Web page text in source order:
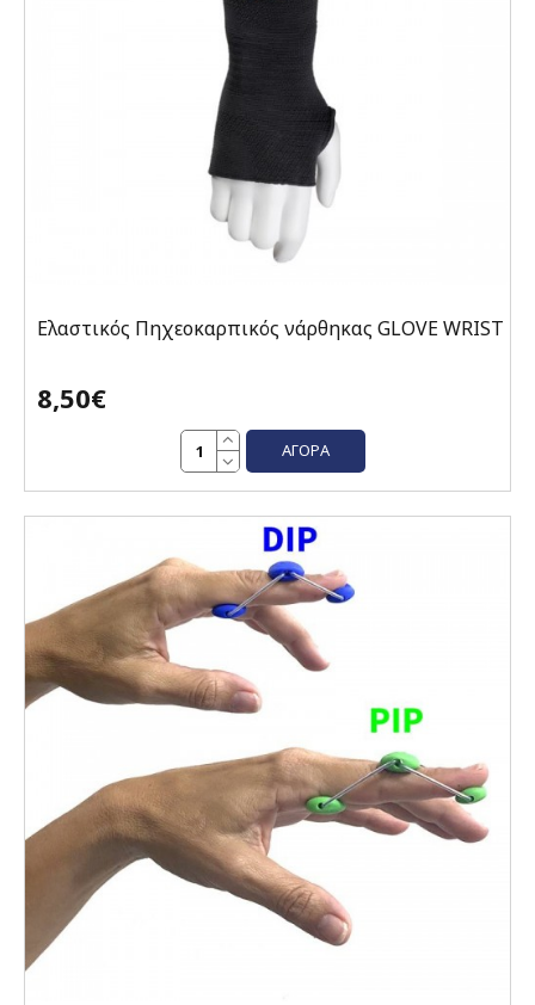
Ελαστικός Πηχεοκαρπικός νάρθηκας GLOVE WRIST
8,50€
ΑΓΟΡΆ